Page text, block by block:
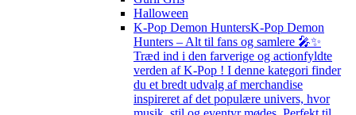
Halloween
K-Pop Demon HuntersK-Pop Demon
Hunters – Alt til fans og samlere 🎤✨
Træd ind i den farverige og actionfyldte
verden af K-Pop ! I denne kategori finder
du et bredt udvalg af merchandise
inspireret af det populære univers, hvor